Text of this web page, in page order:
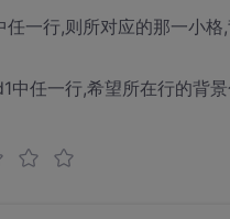
一行,则所对应的那一小格
中任一行,希望所在行的背